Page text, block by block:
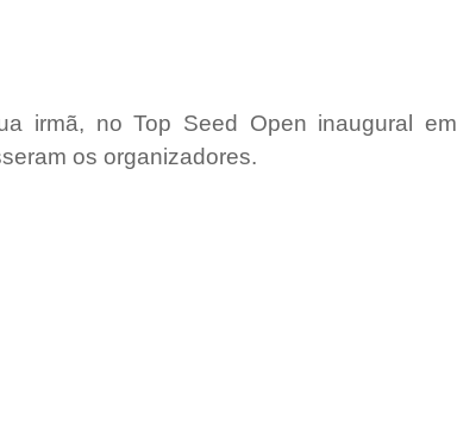
irmã, no Top Seed Open inaugural em
os organizadores.